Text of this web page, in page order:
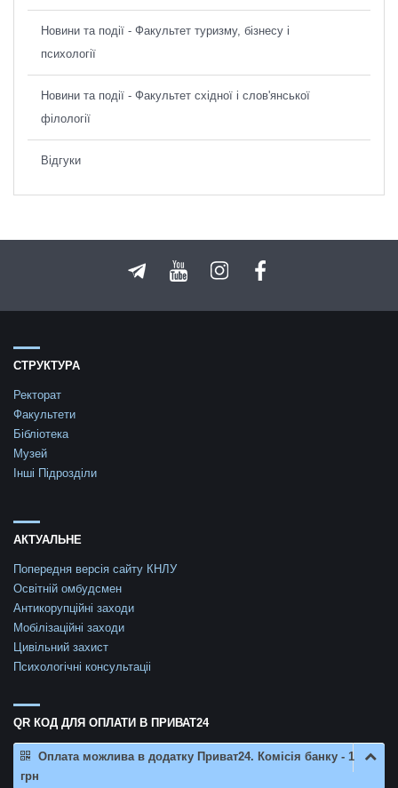
Новини та події - Факультет туризму, бізнесу і
психології
Новини та події - Факультет східної і слов'янської
філології
Відгуки
СТРУКТУРА
Ректорат
Факультети
Бібліотека
Музей
Інші Підрозділи
АКТУАЛЬНЕ
Попередня версія сайту КНЛУ
Освітній омбудсмен
Антикорупційні заходи
Мобілізаційні заходи
Цивільний захист
Психологічні консультаціі
QR КОД ДЛЯ ОПЛАТИ В ПРИВАТ24
Оплата можлива в додатку Приват24. Комісія банку - 1
грн